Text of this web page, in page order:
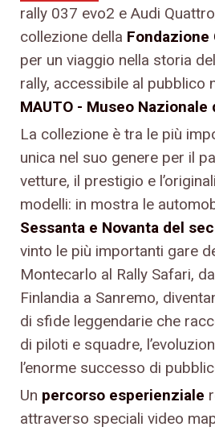
rally 037 evo2 e Audi
collezione della Fondazione
per un viaggio nella storia
rally, accessibile al pubblico
MAUTO - Museo Nazionale
La collezione è tra le più
unica nel suo genere per il
vetture, il prestigio e
modelli: in mostra le
Sessanta e Novanta del
vinto le più importanti gare
Montecarlo al Rally Safari,
Finlandia a Sanremo,
di sfide leggendarie che
di piloti e squadre,
l’enorme successo di
Un percorso esperienziale
attraverso speciali video